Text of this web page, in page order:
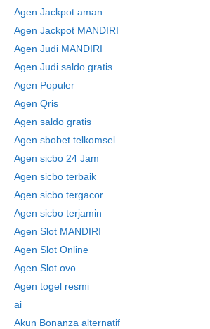
Agen Jackpot aman
Agen Jackpot MANDIRI
Agen Judi MANDIRI
Agen Judi saldo gratis
Agen Populer
Agen Qris
Agen saldo gratis
Agen sbobet telkomsel
Agen sicbo 24 Jam
Agen sicbo terbaik
Agen sicbo tergacor
Agen sicbo terjamin
Agen Slot MANDIRI
Agen Slot Online
Agen Slot ovo
Agen togel resmi
ai
Akun Bonanza alternatif